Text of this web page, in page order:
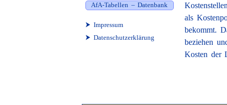
AfA-Tabellen – Datenbank
⮞ Impressum
⮞ Datenschutzerklärung
als
bekommt.
beziehen
Kosten der